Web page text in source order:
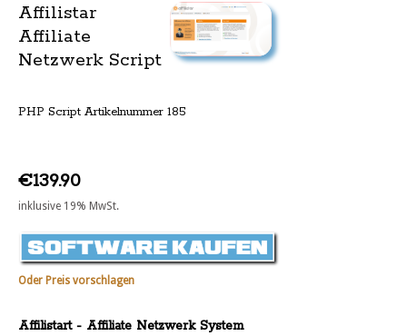
Affilistar
Affiliate
Netzwerk Script
PHP Script Artikelnummer 185
€139.90
inklusive 19% MwSt.
Oder Preis vorschlagen
Affilistart - Affiliate Netzwerk System